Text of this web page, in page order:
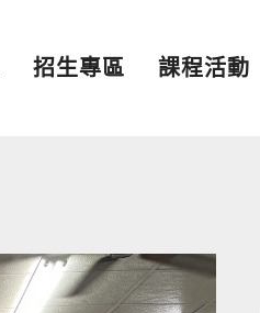
招生專區 課程活動